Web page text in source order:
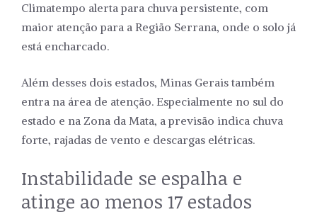
Climatempo alerta para chuva persistente, com
maior atenção para a Região Serrana, onde o solo já
está encharcado.
Além desses dois estados, Minas Gerais também
entra na área de atenção. Especialmente no sul do
estado e na Zona da Mata, a previsão indica chuva
forte, rajadas de vento e descargas elétricas.
Instabilidade se espalha e
atinge ao menos 17 estados